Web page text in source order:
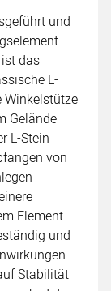
und
das
L-
Winkelstütze
Gelände
L-Stein
von
Element
und
Stabilität